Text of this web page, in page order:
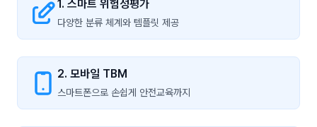
1. 스마트 위험성평가
다양한 분류 체계와 템플릿 제공
2. 모바일 TBM
스마트폰으로 손쉽게 안전교육까지